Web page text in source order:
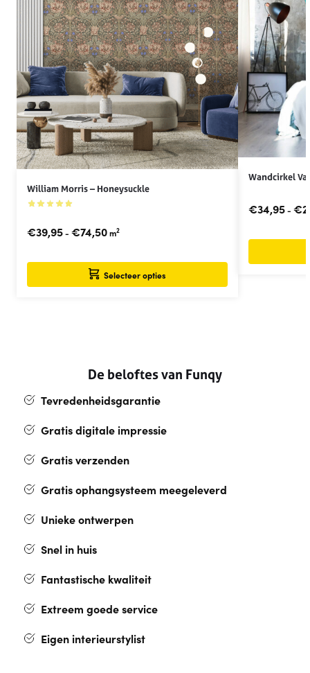
William Morris – Honeysuckle
€39,95 - €74,50m2
Selecteer opties
Wandcirkel
€34,95 - €
De beloftes van Funqy
Tevredenheidsgarantie
Gratis digitale impressie
Gratis verzenden
Gratis ophangsysteem meegeleverd
Unieke ontwerpen
Snel in huis
Fantastische kwaliteit
Extreem goede service
Eigen interieurstylist